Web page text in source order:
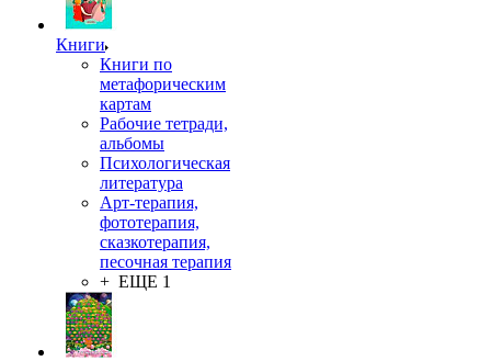
Книги
Книги по
метафорическим
картам
Рабочие тетради,
альбомы
Психологическая
литература
Арт-терапия,
фототерапия,
сказкотерапия,
песочная терапия
+ ЕЩЕ 1